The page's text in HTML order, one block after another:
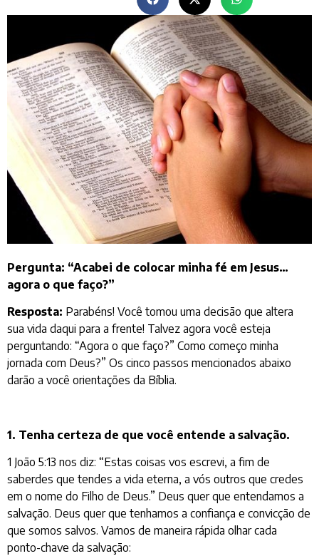
Pergunta: “Acabei de colocar minha fé em Jesus…
agora o que faço?”
Resposta: Parabéns! Você tomou uma decisão que altera
sua vida daqui para a frente! Talvez agora você esteja
perguntando: “Agora o que faço?” Como começo minha
jornada com Deus?” Os cinco passos mencionados abaixo
darão a você orientações da Bíblia.
1. Tenha certeza de que você entende a salvação.
1 João 5:13 nos diz: “Estas coisas vos escrevi, a fim de
saberdes que tendes a vida eterna, a vós outros que credes
em o nome do Filho de Deus.” Deus quer que entendamos a
salvação. Deus quer que tenhamos a confiança e convicção de
que somos salvos. Vamos de maneira rápida olhar cada
ponto-chave da salvação: